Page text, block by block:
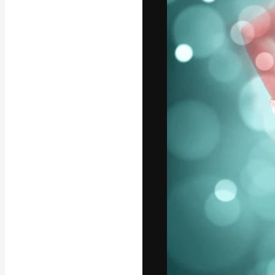
La plataforma
trabajo. Más
entre
estudios.
Español
Copyright © 2010-